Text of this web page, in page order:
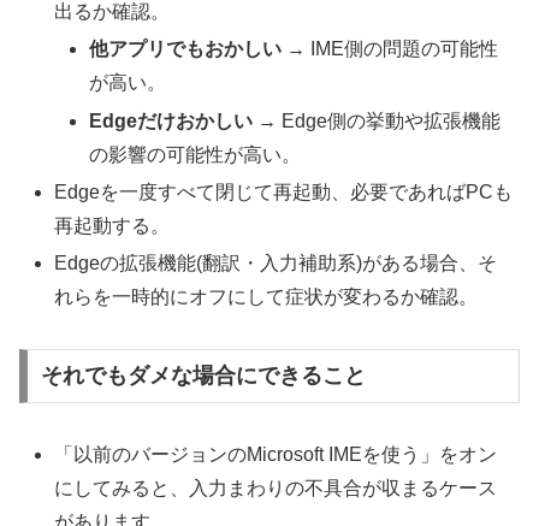
出るか確認。
他アプリでもおかしい → IME側の問題の可能性
が高い。
Edgeだけおかしい → Edge側の挙動や拡張機能
の影響の可能性が高い。
Edgeを一度すべて閉じて再起動、必要であればPCも
再起動する。
Edgeの拡張機能(翻訳・入力補助系)がある場合、そ
れらを一時的にオフにして症状が変わるか確認。
それでもダメな場合にできること
「以前のバージョンのMicrosoft IMEを使う」をオン
にしてみると、入力まわりの不具合が収まるケース